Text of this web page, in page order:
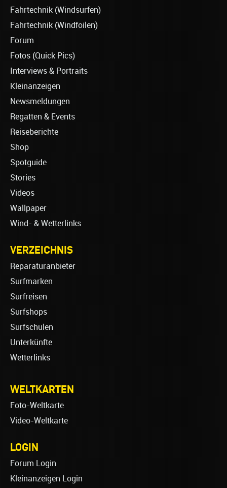
Fahrtechnik (Windsurfen)
Fahrtechnik (Windfoilen)
Forum
Fotos (Quick Pics)
Interviews & Portraits
Kleinanzeigen
Newsmeldungen
Regatten & Events
Reiseberichte
Shop
Spotguide
Stories
Videos
Wallpaper
Wind- & Wetterlinks
VERZEICHNIS
Reparaturanbieter
Surfmarken
Surfreisen
Surfshops
Surfschulen
Unterkünfte
Wetterlinks
WELTKARTEN
Foto-Weltkarte
Video-Weltkarte
LOGIN
Forum Login
Kleinanzeigen Login